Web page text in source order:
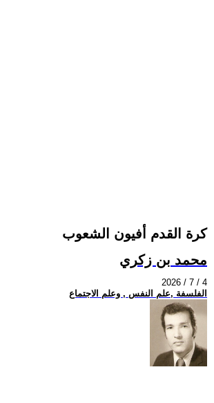
كرة القدم أفيون الشعوب
محمد بن زكري
2026 / 7 / 4
الفلسفة ,علم النفس , وعلم الاجتماع